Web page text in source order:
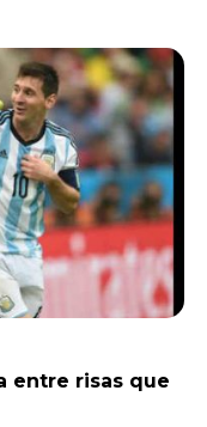
entre risas que